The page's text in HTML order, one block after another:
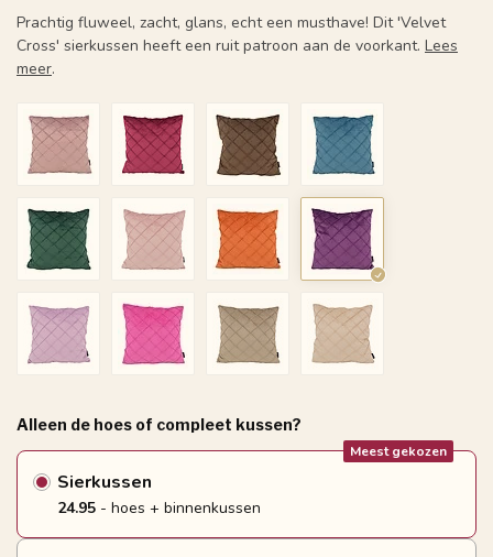
Prachtig fluweel, zacht, glans, echt een musthave! Dit 'Velvet
Cross' sierkussen heeft een ruit patroon aan de voorkant. Lees
meer.
Alleen de hoes of compleet kussen?
Sierkussen
Meest gekozen
24.95 - hoes + binnenkussen